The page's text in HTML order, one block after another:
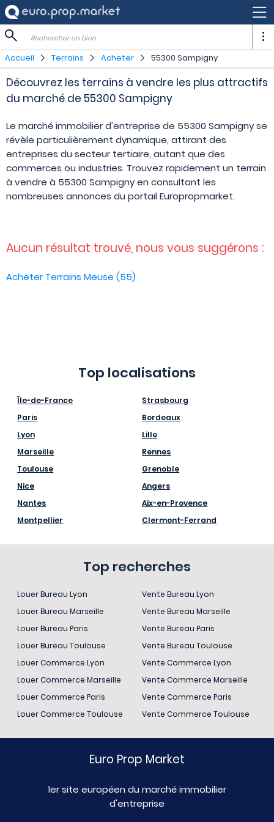
Rechercher un bien
Accueil Terrains Acheter 55300 Sampigny
Découvrez les terrains à vendre les plus attractifs
du marché de 55300 Sampigny
Le marché immobilier d'entreprise de 55300 Sampigny se
révèle particulièrement dynamique, attirant des
entreprises du secteur tertiaire, autant que des
commerces ou industries. Trouvez rapidement un terrain
à vendre à 55300 Sampigny en consultant les
nombreuses annonces du portail Europropmarket.
Aucun résultat trouvé, nous vous suggérons :
Acheter Terrains Meuse (55)
Top localisations
Île-de-France
Paris
Lyon
Marseille
Toulouse
Nice
Nantes
Montpellier
Strasbourg
Bordeaux
Lille
Rennes
Grenoble
Angers
Aix-en-Provence
Clermont-Ferrand
Top recherches
Louer Bureau Lyon
Louer Bureau Marseille
Louer Bureau Paris
Louer Bureau Toulouse
Louer Commerce Lyon
Louer Commerce Marseille
Louer Commerce Paris
Louer Commerce Toulouse
Vente Bureau Lyon
Vente Bureau Marseille
Vente Bureau Paris
Vente Bureau Toulouse
Vente Commerce Lyon
Vente Commerce Marseille
Vente Commerce Paris
Vente Commerce Toulouse
Euro Prop Market
1er site européen du marché immobilier
d'entreprise